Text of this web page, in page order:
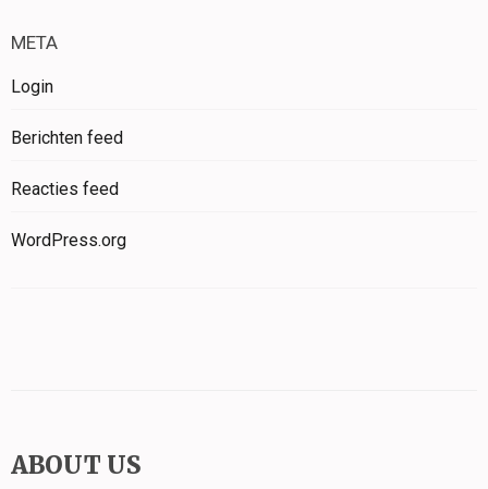
META
Login
Berichten feed
Reacties feed
WordPress.org
ABOUT US